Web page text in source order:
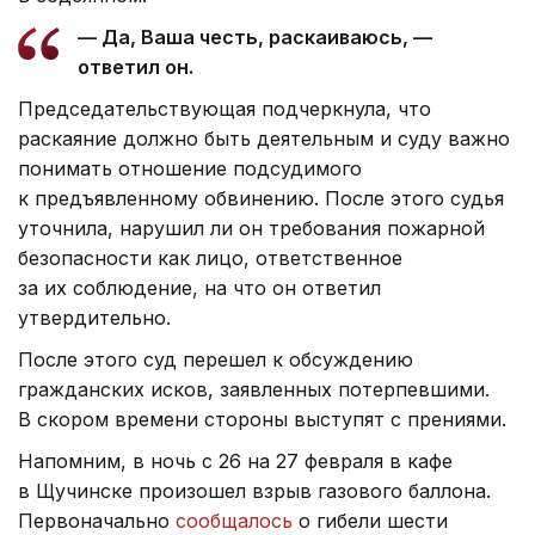
— Да, Ваша честь, раскаиваюсь, —
ответил он.
Председательствующая подчеркнула, что
раскаяние должно быть деятельным и суду важно
понимать отношение подсудимого
к предъявленному обвинению. После этого судья
уточнила, нарушил ли он требования пожарной
безопасности как лицо, ответственное
за их соблюдение, на что он ответил
утвердительно.
После этого суд перешел к обсуждению
гражданских исков, заявленных потерпевшими.
В скором времени стороны выступят с прениями.
Напомним, в ночь с 26 на 27 февраля в кафе
в Щучинске произошел взрыв газового баллона.
Первоначально сообщалось о гибели шести